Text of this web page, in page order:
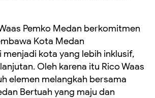
Pemko Medan berkomitmen
Kota Medan
kota yang lebih inklusif,
Oleh karena itu Rico Waas
elemen melangkah bersama
Bertuah yang maju dan